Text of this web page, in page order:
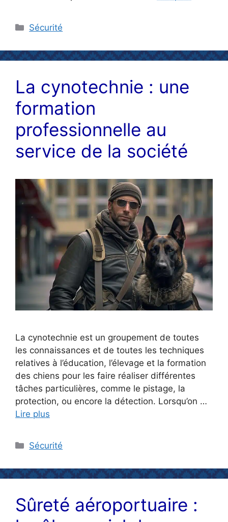
Catégories
Sécurité
La cynotechnie : une
formation
professionnelle au
service de la société
La cynotechnie est un groupement de toutes
les connaissances et de toutes les techniques
relatives à l’éducation, l’élevage et la formation
des chiens pour les faire réaliser différentes
tâches particulières, comme le pistage, la
protection, ou encore la détection. Lorsqu’on …
Lire plus
Catégories
Sécurité
Sûreté aéroportuaire :